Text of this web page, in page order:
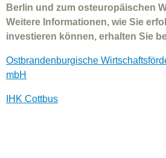
Berlin und zum osteuropäischen
Weitere Informationen, wie Sie
investieren können, erhalten Sie
Ostbrandenburgische
mbH
IHK Cottbus